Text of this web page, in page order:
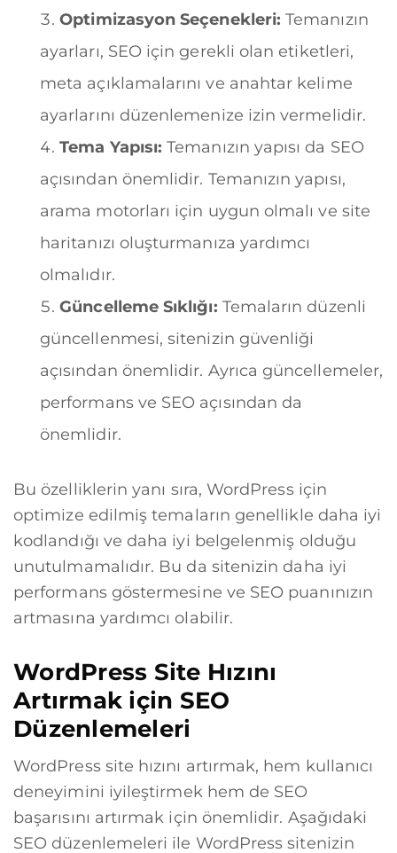
Optimizasyon Seçenekleri: Temanızın
ayarları, SEO için gerekli olan etiketleri,
meta açıklamalarını ve anahtar kelime
ayarlarını düzenlemenize izin vermelidir.
Tema Yapısı: Temanızın yapısı da SEO
açısından önemlidir. Temanızın yapısı,
arama motorları için uygun olmalı ve site
haritanızı oluşturmanıza yardımcı
olmalıdır.
Güncelleme Sıklığı: Temaların düzenli
güncellenmesi, sitenizin güvenliği
açısından önemlidir. Ayrıca güncellemeler,
performans ve SEO açısından da
önemlidir.
Bu özelliklerin yanı sıra, WordPress için
optimize edilmiş temaların genellikle daha iyi
kodlandığı ve daha iyi belgelenmiş olduğu
unutulmamalıdır. Bu da sitenizin daha iyi
performans göstermesine ve SEO puanınızın
artmasına yardımcı olabilir.
WordPress Site Hızını
Artırmak için SEO
Düzenlemeleri
WordPress site hızını artırmak, hem kullanıcı
deneyimini iyileştirmek hem de SEO
başarısını artırmak için önemlidir. Aşağıdaki
SEO düzenlemeleri ile WordPress sitenizin